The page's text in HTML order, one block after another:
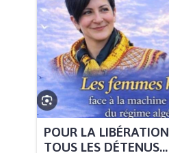
POUR LA
TOUS LES DÉTENUS...